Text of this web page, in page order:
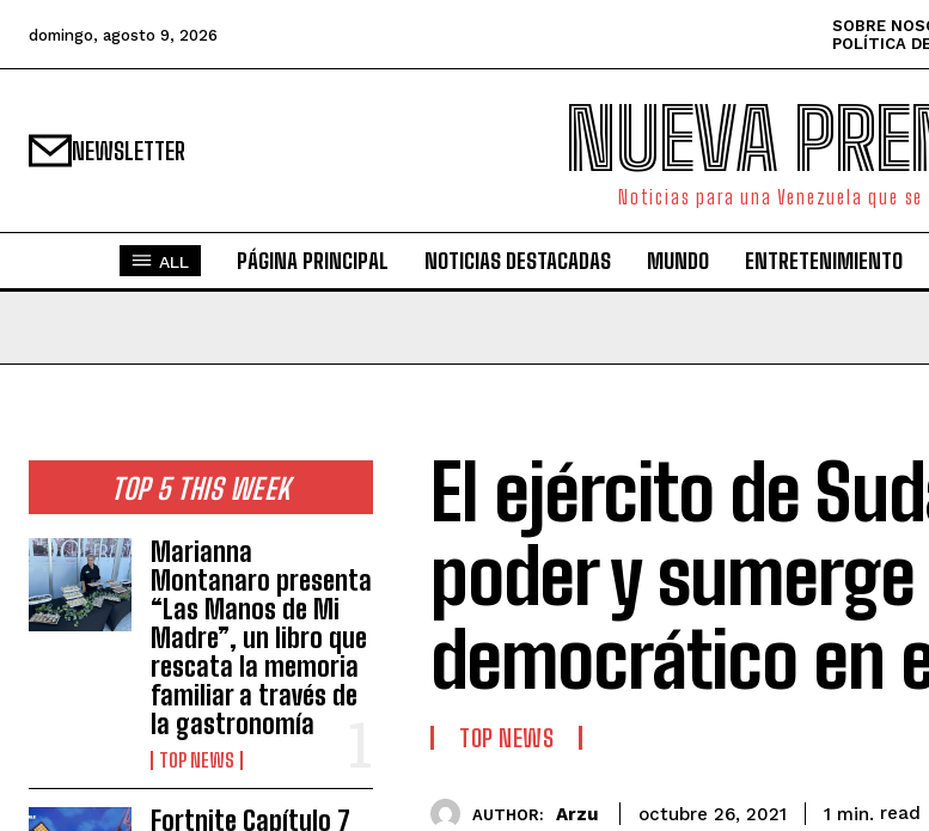
domingo, agosto 9, 2026 SOBRE
POLÍTICA
NEWSLETTER NUEVA
Noticias para una Venezuela que se
ALL PÁGINA PRINCIPAL NOTICIAS DESTACADAS MUNDO ENTRETENIMIENTO
TOP 5 THIS WEEK
Marianna
Montanaro presenta
“Las Manos de Mi
Madre”, un libro que
rescata la memoria
familiar a través de
la gastronomía
TOP NEWS
Fortnite Capítulo 7
El ejército de
poder y
democrático en
TOP NEWS
AUTHOR: Arzu octubre 26, 2021 1 min. read